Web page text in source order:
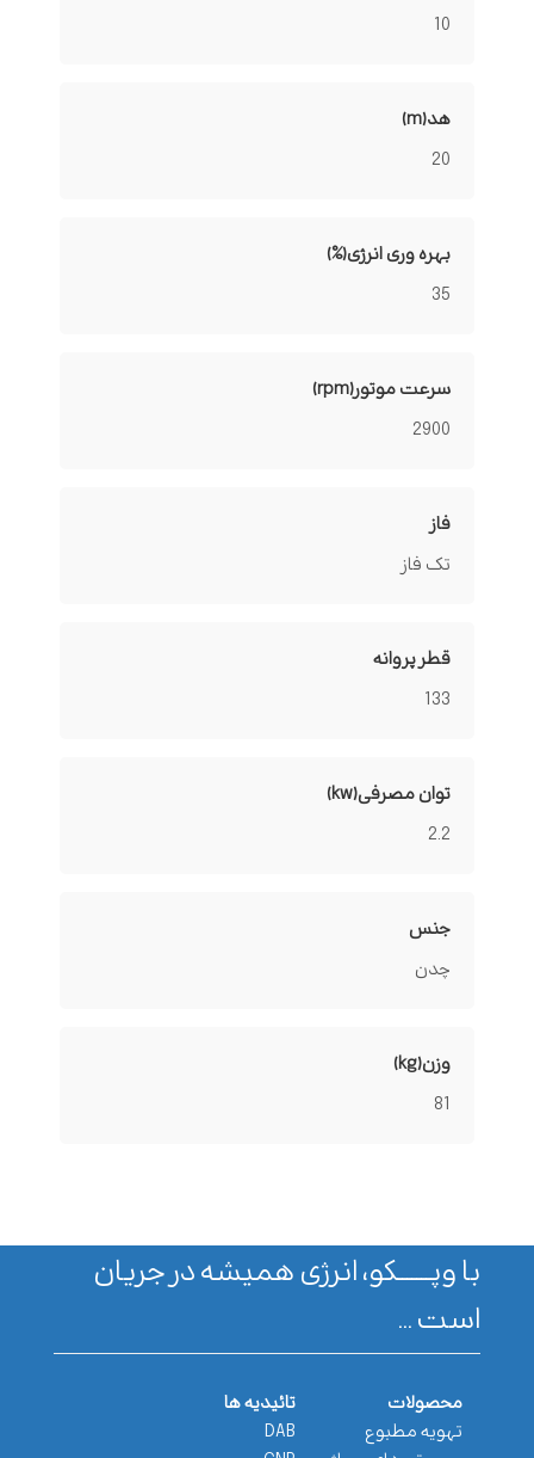
10
هد(m)
20
بهره وری انرژی(%)
35
سرعت موتور(rpm)
2900
فاز
تک فاز
قطر پروانه
133
توان مصرفی(kw)
2.2
جنس
چدن
وزن(kg)
81
با وپـــــــکو، انرژی همیشه در جریان
است ...
محصولات
تهویه مطبوع
تائیدیه ها
DAB